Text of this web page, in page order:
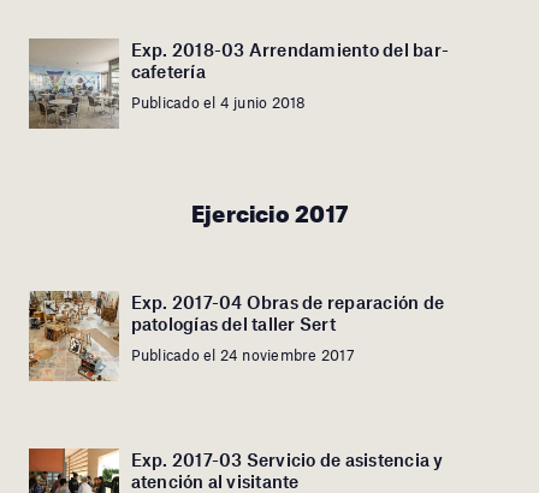
Exp. 2018-03 Arrendamiento del bar-
cafetería
Publicado el 4 junio 2018
Ejercicio 2017
Exp. 2017-04 Obras de reparación de
patologías del taller Sert
Publicado el 24 noviembre 2017
Exp. 2017-03 Servicio de asistencia y
atención al visitante